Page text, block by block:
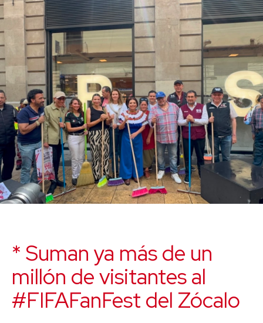
* Suman ya más de un
millón de visitantes al
#FIFAFanFest del Zócalo